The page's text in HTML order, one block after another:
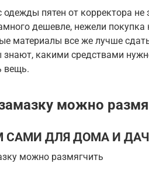
одежды пятен от корректора
дешевле, нежели
материалы все же лучше
знают, какими средствами
вещь.
можно
САМИ ДЛЯ ДОМА И
можно размягчить